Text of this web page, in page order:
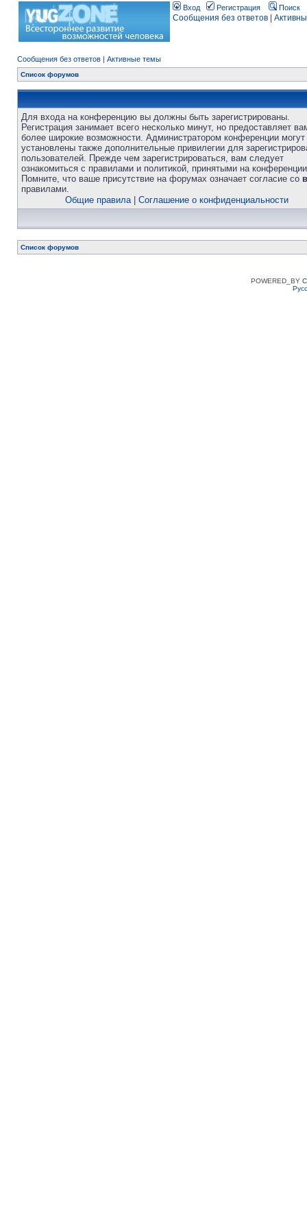
Вход Регистрация Поиск
Сообщения без ответов
Сообщения без ответов | Активные темы
Список форумов
Для входа на конференцию вы должны быть зарегистрированы.
Регистрация занимает всего несколько минут, но предоставляет
более широкие возможности. Администратором конференции
установлены также дополнительные привилегии для
пользователей. Прежде чем зарегистрироваться, вам следует
ознакомиться с правилами и политикой, принятыми на
Помните, что ваше присутствие на форумах означает согласие со
правилами.
Общие правила| Соглашение о конфиденциальности
Список форумов
POWERED_BY